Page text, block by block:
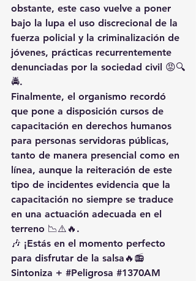
obstante, este caso vuelve a poner
bajo la lupa el uso discrecional de la
fuerza policial y la criminalización de
jóvenes, prácticas recurrentemente
denunciadas por la sociedad civil 😡🔍
🚔.
Finalmente, el organismo recordó
que pone a disposición cursos de
capacitación en derechos humanos
para personas servidoras públicas,
tanto de manera presencial como en
línea, aunque la reiteración de este
tipo de incidentes evidencia que la
capacitación no siempre se traduce
en una actuación adecuada en el
terreno 📉⚠️🔥.
🎶 ¡Estás en el momento perfecto
para disfrutar de la salsa🔥📻
Sintoniza + #Peligrosa #1370AM